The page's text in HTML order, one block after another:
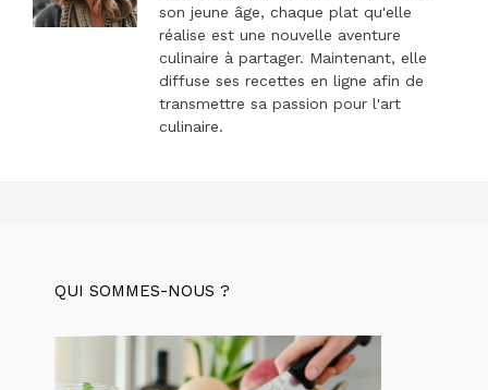
son jeune âge, chaque plat qu'elle
réalise est une nouvelle aventure
culinaire à partager. Maintenant, elle
diffuse ses recettes en ligne afin de
transmettre sa passion pour l'art
culinaire.
QUI SOMMES-NOUS ?